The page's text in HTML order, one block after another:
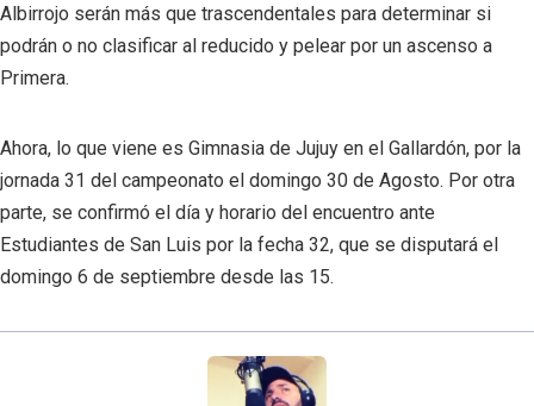
Albirrojo serán más que trascendentales para determinar si
podrán o no clasificar al reducido y pelear por un ascenso a
Primera.
Ahora, lo que viene es Gimnasia de Jujuy en el Gallardón, por la
jornada 31 del campeonato el domingo 30 de Agosto. Por otra
parte, se confirmó el día y horario del encuentro ante
Estudiantes de San Luis por la fecha 32, que se disputará el
domingo 6 de septiembre desde las 15.